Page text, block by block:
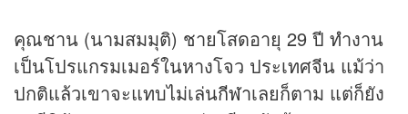
คุณชาน (นามสมมุติ) ชายโสดอายุ 29 ปี ทำงาน
เป็นโปรแกรมเมอร์ในหางโจว ประเทศจีน แม้ว่า
ปกติแล้วเขาจะแทบไม่เล่นกีฬาเลยก็ตาม แต่ก็ยัง